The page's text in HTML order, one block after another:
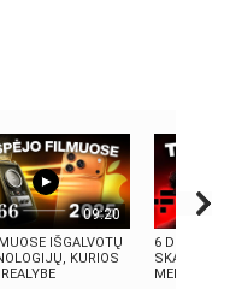
09:20
IŠGALVOTŲ
KURIOS
6 DIDŽIAUSI
SKANDALAI:
MELAI IR